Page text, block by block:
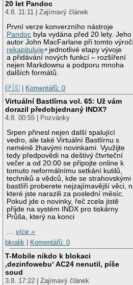
20 let Pandoc
4.8. 11:11 | Zajímavý článek
První verze konverzního nástroje
Pandoc byla vydána před 20 lety. Jeho
autor John MacFarlane při tomto
rekapituluje
jednotlivé etapy vývoje
a přidávání nových funkcí – rozšíření
nejen Markdownu a podporu mnoha
dalších formátů.
|🇵🇸 | Komentářů: 0
Virtuální Bastlírna vol. 65: Už vám
dorazil předobjednaný INDX?
4.8. 00:55 | Pozvánky
Srpen přinesl nejen další spalující
vedro, ale také Virtuální Bastlírnu s
neméně žhavými novinkami. Využijte
tedy předpovědi na deštivý čtvrteční
večer a od 20:00 se připojte online k
tomuto neformálnímu setkání kutilů,
techniků a vědců, kde se strahovskými
bastlíři proberete nejzajímavější věci,
které jste narazili za poslední měsíc.
Pokud jde o novinky, řeč zcela jistě
přijde na systém INDX pro tiskárny
Průša, který na konci
…více »
bkralik
Komentářů: 0
T-Mobile nikdo k blokaci
‚dezinfowebu‘ AC24 nenutil, píše
soud
3.8. 17:22 | Zajímavý článek